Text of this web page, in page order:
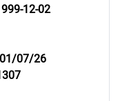
12-02
01/07/26